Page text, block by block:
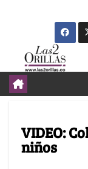
VIDEO:
niños